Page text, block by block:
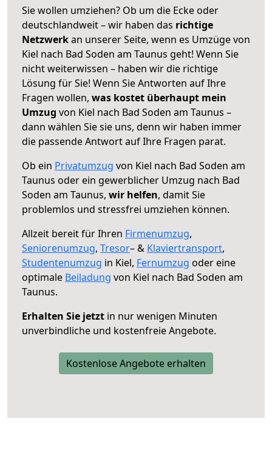
Sie wollen umziehen? Ob um die Ecke oder
deutschlandweit – wir haben das richtige
Netzwerkan unserer Seite, wenn es Umzüge von
Kiel nach Bad Soden am Taunus geht! Wenn Sie
nicht weiterwissen – haben wir die richtige
Lösung für Sie! Wenn Sie Antworten auf Ihre
Fragen wollen, was kostet überhaupt mein
Umzug von Kiel nach Bad Soden am Taunus –
dann wählen Sie sie uns, denn wir haben immer
die passende Antwort auf Ihre Fragen parat.
Ob ein Privatumzug von Kiel nach Bad Soden am
Taunus oder ein gewerblicher Umzug nach Bad
Soden am Taunus, wir helfen, damit Sie
problemlos und stressfrei umziehen können.
Allzeit bereit für Ihren Firmenumzug,
Seniorenumzug, Tresor– & Klaviertransport,
Studentenumzug in Kiel, Fernumzug oder eine
optimale Beiladung von Kiel nach Bad Soden am
Taunus.
Erhalten Sie jetzt in nur wenigen Minuten
unverbindliche und kostenfreie Angebote.
Kostenlose Angebote erhalten